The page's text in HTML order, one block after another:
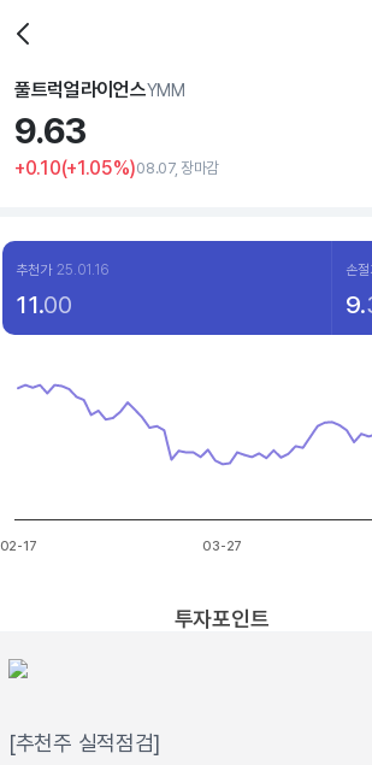
풀트럭얼라이언스YMM
9.63
+0.10(+1.05%)08.07, 장마감
추천가 25.01.16 손절
11.00 9.
View as data table, Chart
The chart has 1 X axis displaying categories.
The chart has 1 Y axis displaying values.
02-17 03-27
투자포인트
[추천주 실적점검]